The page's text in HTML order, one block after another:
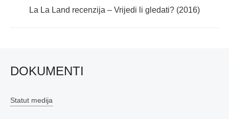
Next
La La Land recenzija – Vrijedi li gledati? (2016)
DOKUMENTI
Statut medija